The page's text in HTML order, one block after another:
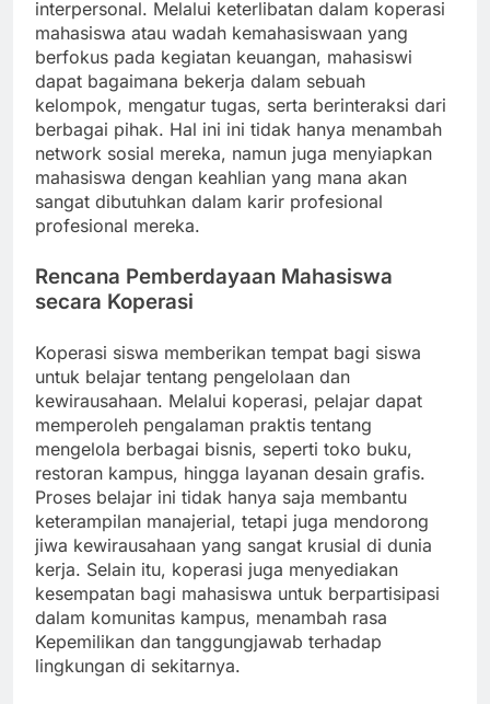
interpersonal. Melalui keterlibatan dalam koperasi
mahasiswa atau wadah kemahasiswaan yang
berfokus pada kegiatan keuangan, mahasiswi
dapat bagaimana bekerja dalam sebuah
kelompok, mengatur tugas, serta berinteraksi dari
berbagai pihak. Hal ini ini tidak hanya menambah
network sosial mereka, namun juga menyiapkan
mahasiswa dengan keahlian yang mana akan
sangat dibutuhkan dalam karir profesional
profesional mereka.
Rencana Pemberdayaan Mahasiswa
secara Koperasi
Koperasi siswa memberikan tempat bagi siswa
untuk belajar tentang pengelolaan dan
kewirausahaan. Melalui koperasi, pelajar dapat
memperoleh pengalaman praktis tentang
mengelola berbagai bisnis, seperti toko buku,
restoran kampus, hingga layanan desain grafis.
Proses belajar ini tidak hanya saja membantu
keterampilan manajerial, tetapi juga mendorong
jiwa kewirausahaan yang sangat krusial di dunia
kerja. Selain itu, koperasi juga menyediakan
kesempatan bagi mahasiswa untuk berpartisipasi
dalam komunitas kampus, menambah rasa
Kepemilikan dan tanggungjawab terhadap
lingkungan di sekitarnya.